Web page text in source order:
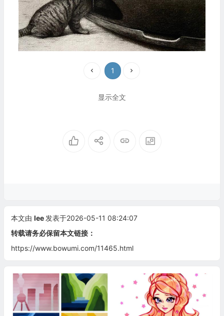
1
显示全文
本文由 lee 发表于2026-05-11 08:24:07
转载请务必保留本文链接：
https://www.bowumi.com/11465.html